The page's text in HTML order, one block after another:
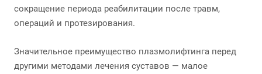
сокращение периода реабилитации после травм,
операций и протезирования.
Значительное преимущество плазмолифтинга перед
другими методами лечения суставов — малое